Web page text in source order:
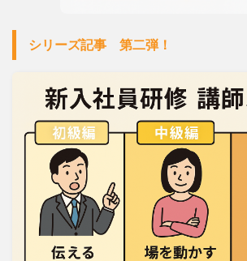
シリーズ記事 第二弾！